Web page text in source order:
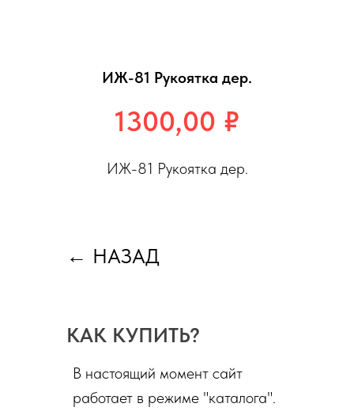
ИЖ-81 Рукоятка дер.
1300,00 ₽
ИЖ-81 Рукоятка дер.
← НАЗАД
В настоящий момент сайт
работает в режиме "каталога".
КАК КУПИТЬ?